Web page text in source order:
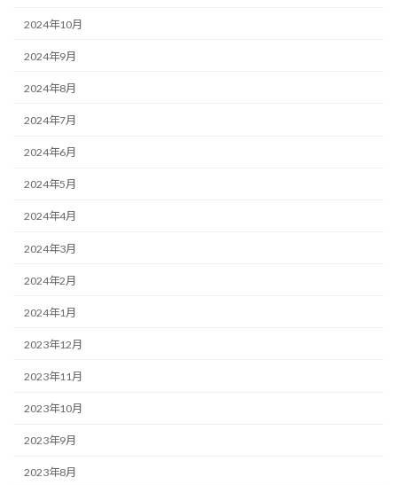
2024年10月
2024年9月
2024年8月
2024年7月
2024年6月
2024年5月
2024年4月
2024年3月
2024年2月
2024年1月
2023年12月
2023年11月
2023年10月
2023年9月
2023年8月